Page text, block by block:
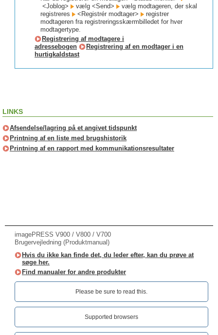
<Joblog>
vælg <Send>
vælg modtageren, der skal
registreres
<Registrér modtager>
registrer
modtageren fra registreringsskærmbilledet for hver
modtagertype.
Registrering af modtagere i
adressebogen
Registrering af en modtager i en
hurtigkaldstast
LINKS
Afsendelse/lagring på et angivet tidspunkt
Printning af en liste med brugshistorik
Printning af en rapport med kommunikationsresultater
imagePRESS V900 / V800 / V700
Brugervejledning (Produktmanual)
Hvis du ikke kan finde det, du leder efter, kan du prøve at
søge her.
Find manualer for andre produkter
Please be sure to read this.‎
Supported browsers